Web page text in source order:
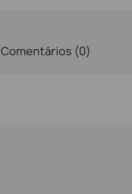
Comentários (0)